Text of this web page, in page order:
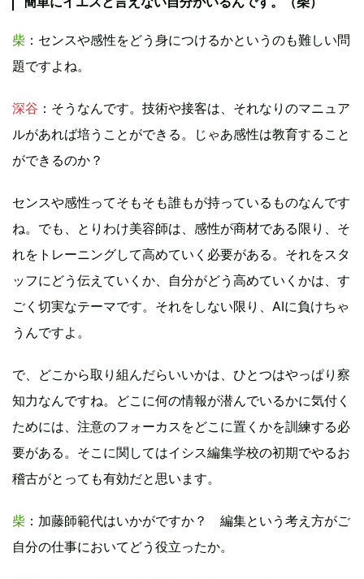
柴 ：センスや感性をどう身につけるかというのも難しい問
題ですよね。
深谷 ：そうなんです。技術や接客は、それなりのマニュア
ルがあれば培うことができる。じゃあ感性は教育すること
ができるのか？
センスや感性ってそもそも誰もが持っているものなんです
ね。でも、とりわけ美容師は、感性が商材である限り、そ
れをトレーニングして高めていく必要がある。それをスタ
ッフにどう伝えていくか、自分がどう高めていくかは、す
ごく切実なテーマです。それをしない限り、AIに負けちゃ
うんですよ。
で、どこから取り組んだらいいかは、ひとつはやっぱり察
知力なんですね。どこに何の情報が潜んでいるかに気付く
ためには、注意のフォーカスをどこに置くかを訓練する必
要がある。そこに関してはイシス編集学校の初期でやるお
稽古がとっても有効だと思います。
柴 ：加藤師範代はいかがですか？ 編集という考え方がご
自分の仕事においてどう役立ったか。